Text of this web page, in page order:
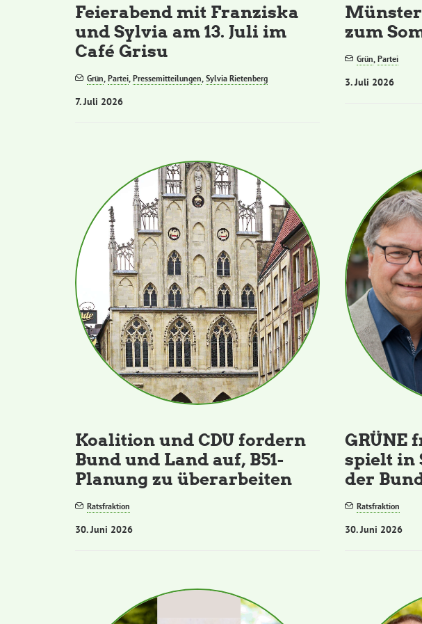
Feierabend mit Franziska
und Sylvia am 13. Juli im
Café Grisu
Grün,Partei,Pressemitteilungen,Sylvia Rietenberg
7. Juli 2026
zum
Grün,Partei
3. Juli 2026
Koalition und CDU fordern
Bund und Land auf, B51-
Planung zu überarbeiten
Ratsfraktion
30. Juni 2026
GRÜNE
spielt in
der
Ratsfraktion
30. Juni 2026